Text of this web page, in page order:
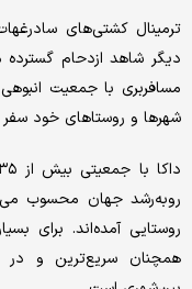
ترمینال کشتی‌های
دیگر شاهد ازدحام
مسافربری با جمعیت
شهرها و روستاهای خود سفر
رو‌به‌رشد جهان محسوب
روستایی آمده‌اند. برای
همچنان سریع‌ترین و در